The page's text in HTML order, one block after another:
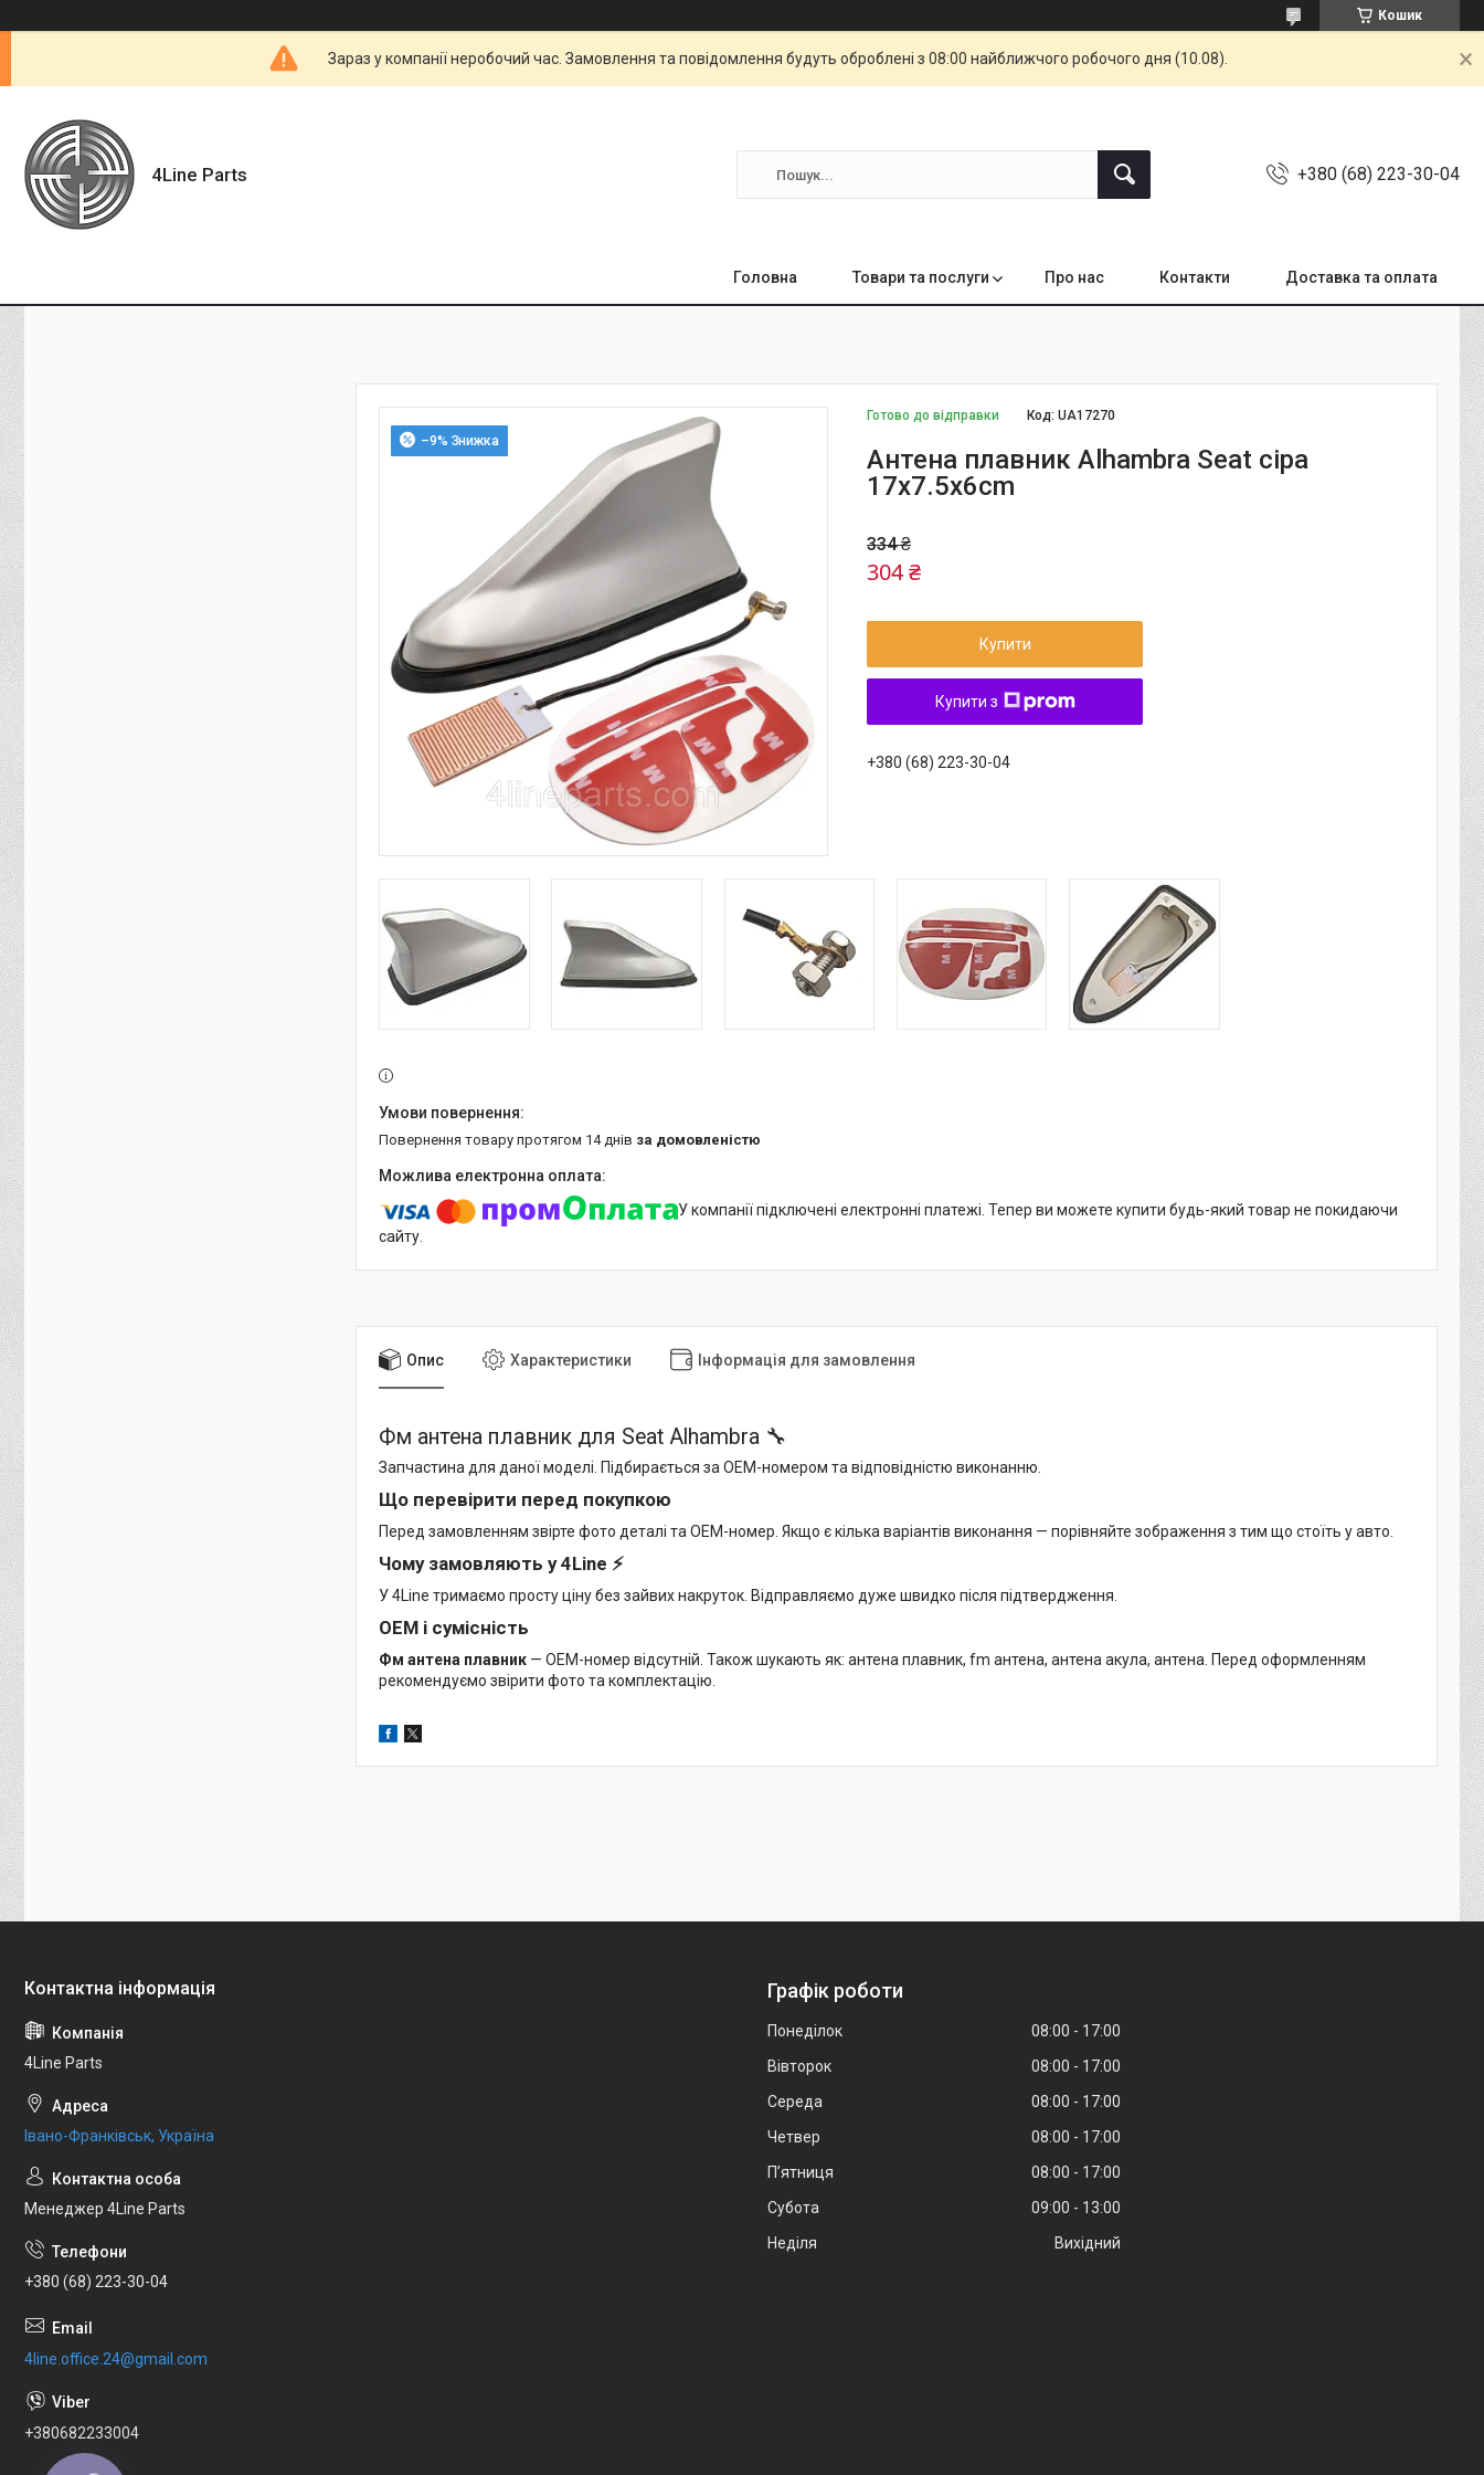
Кошик
Зараз у компанії неробочий час. Замовлення та повідомлення будуть оброблені з 08:00 найближчого робочого дня (10.08).
4Line Parts +380 (68) 223-30-04
Головна Товари та послуги Про нас Контакти Доставка та оплата
–9%
Готово до відправки Код:UA17270
Антена плавник Alhambra Seat сіра
17x7.5x6cm
334 ₴
304 ₴
Купити
Купити з
+380 (68) 223-30-04
повернення товару протягом 14 днів за домовленістю
У компанії підключені електронні платежі. Тепер ви можете купити будь-який товар не покидаючи
сайту.
Опис Характеристики Інформація для замовлення
Фм антена плавник для Seat Alhambra 🔧
Запчастина для даної моделі. Підбирається за OEM-номером та відповідністю виконанню.
Що перевірити перед покупкою
Перед замовленням звірте фото деталі та OEM-номер. Якщо є кілька варіантів виконання — порівняйте зображення з тим що стоїть у авто.
Чому замовляють у 4Line ⚡
У 4Line тримаємо просту ціну без зайвих накруток. Відправляємо дуже швидко після підтвердження.
OEM і сумісність
Фм антена плавник — OEM-номер відсутній. Також шукають як: антена плавник, fm антена, антена акула, антена. Перед оформленням
рекомендуємо звірити фото та комплектацію.
4Line Parts
Івано-Франківськ, Україна
Менеджер 4Line Parts
+380 (68) 223-30-04
4line.office.24@gmail.com
+380682233004
Графік роботи
Понеділок 08:00
17:00
Вівторок
08:00
17:00
Середа
08:00
17:00
Четвер
08:00
17:00
Пʼятниця
08:00
17:00
Субота
09:00
13:00
Неділя
Вихідний